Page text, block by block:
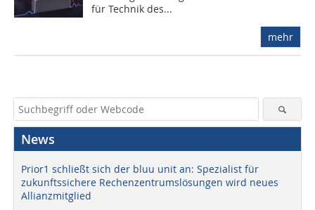
für Technik des...
mehr
News
Prior1 schließt sich der bluu unit an: Spezialist für
zukunftssichere Rechenzentrumslösungen wird neues
Allianzmitglied